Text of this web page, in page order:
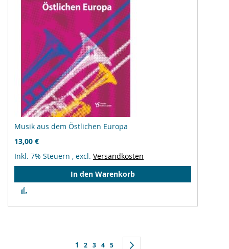
Musik aus dem Östlichen Europa
13,00 €
Inkl. 7% Steuern , excl. Versandkosten
In den Warenkorb
hinzufügen
Sie lesen gerade Seite
1 Seite
2 Seite
3 Seite
4 Seite
5